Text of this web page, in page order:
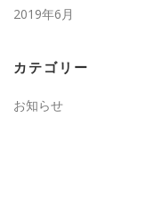
2019年6月
カテゴリー
お知らせ